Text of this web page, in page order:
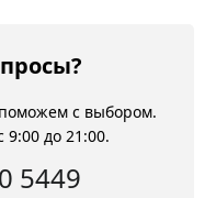
с выбором.
9:00 до 21:00.
5449